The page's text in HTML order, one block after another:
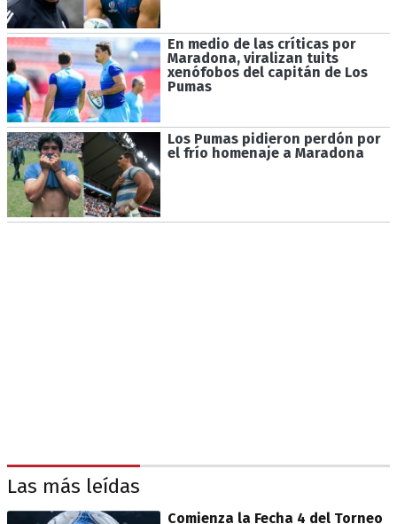
En medio de las críticas por
Maradona, viralizan tuits
xenófobos del capitán de Los
Pumas
Los Pumas pidieron perdón por
el frío homenaje a Maradona
Las más leídas
Comienza la Fecha 4 del Torneo